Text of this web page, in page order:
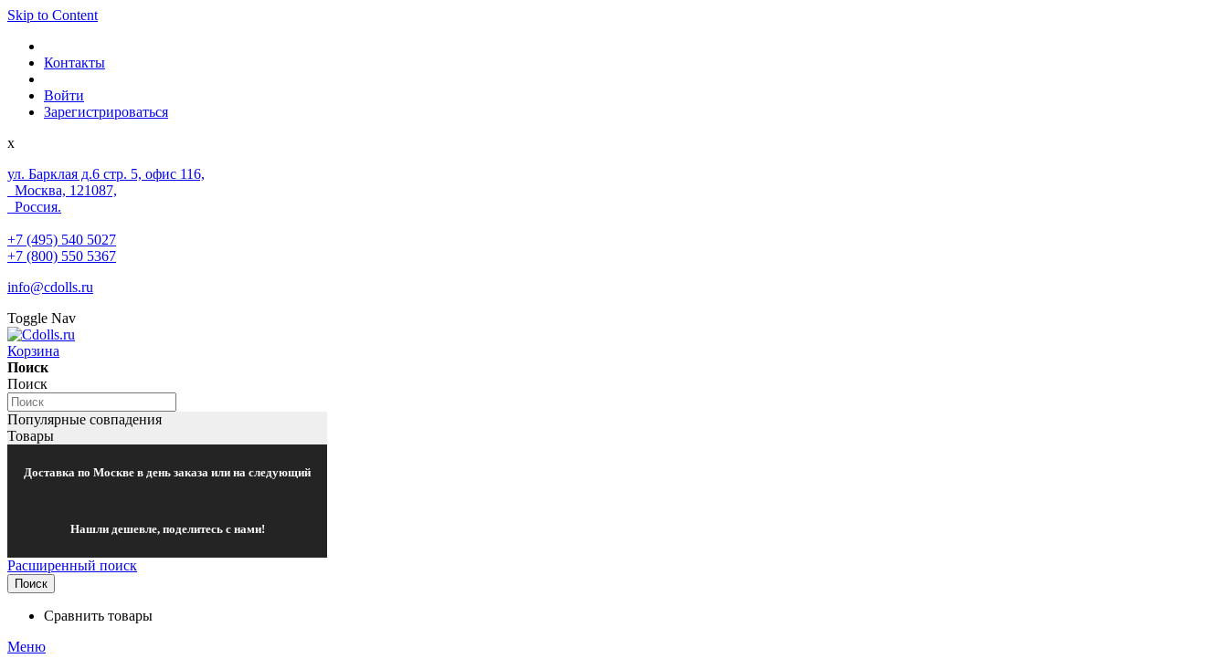
Skip to Content
Контакты
Войти
Зарегистрироваться
x
ул. Барклая д.6 стр. 5, офис 116,
Москва, 121087,
Россия.
+7 (495) 540 5027
+7 (800) 550 5367
info@cdolls.ru
Toggle Nav
Корзина
Поиск
Поиск
Популярные совпадения
Товары
Доставка по Москве в день заказа или на следующий
Нашли дешевле, поделитесь с нами!
Расширенный поиск
Поиск
Сравнить товары
Меню